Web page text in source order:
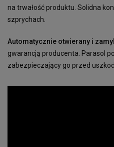
na trwałość produktu. Solidna
szprychach.
Automatycznie otwierany i
gwarancją producenta. Parasol
zabezpieczający go przed